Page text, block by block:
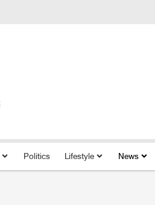
Politics Lifestyle News